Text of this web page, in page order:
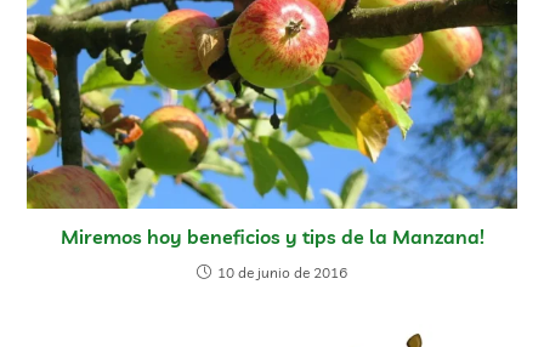
Miremos hoy beneficios y tips de la Manzana!
10 de junio de 2016